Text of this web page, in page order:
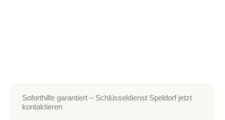
Soforthilfe garantiert – Schlüsseldienst Speldorf jetzt
kontaktieren